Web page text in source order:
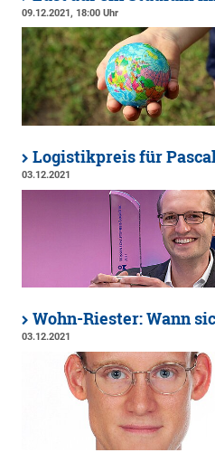
09.12.2021, 18:00 Uhr
Logistikpreis für
03.12.2021
Wohn-Riester: Wann
03.12.2021